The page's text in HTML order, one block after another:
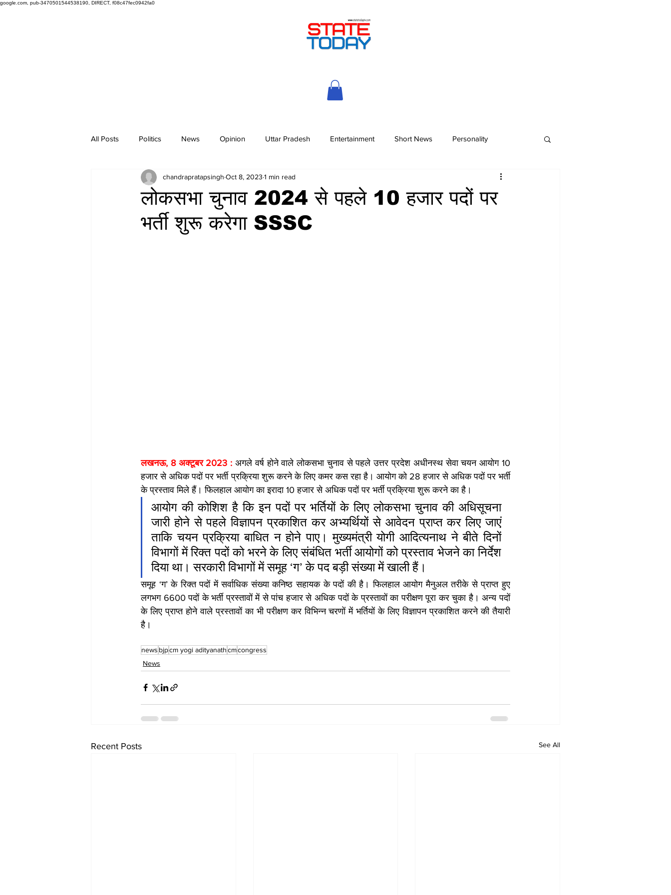
google.com, pub-3470501544538190, DIRECT, f08c47fec0942fa0
All Posts Politics News Opinion Uttar Pradesh Entertainment Short News Personality
लोकसभा चुनाव 2024 से पहले 10 हजार पदों पर
भर्ती शुरू करेगा SSSC
chandrapratapsingh Oct 8, 2023 1 min read
लखनऊ, 8 अक्टूबर 2023 : अगले वर्ष होने वाले लोकसभा चुनाव से पहले उत्तर प्रदेश अधीनस्थ सेवा चयन आयोग 10
हजार से अधिक पदों पर भर्ती प्रक्रिया शुरू करने के लिए कमर कस रहा है। आयोग को 28 हजार से अधिक पदों पर भर्ती
के प्रस्ताव मिले हैं। फिलहाल आयोग का इरादा 10 हजार से अधिक पदों पर भर्ती प्रक्रिया शुरू करने का है।
आयोग की कोशिश है कि इन पदों पर भर्तियों के लिए लोकसभा चुनाव की अधिसूचना
जारी होने से पहले विज्ञापन प्रकाशित कर अभ्यर्थियों से आवेदन प्राप्त कर लिए जाएं
ताकि चयन प्रक्रिया बाधित न होने पाए। मुख्यमंत्री योगी आदित्यनाथ ने बीते दिनों
विभागों में रिक्त पदों को भरने के लिए संबंधित भर्ती आयोगों को प्रस्ताव भेजने का निर्देश
दिया था। सरकारी विभागों में समूह ‘ग’ के पद बड़ी संख्या में खाली हैं।
समूह ‘ग’ के रिक्त पदों में सर्वाधिक संख्या कनिष्ठ सहायक के पदों की है। फिलहाल आयोग मैनुअल तरीके से प्राप्त हुए
लगभग 6600 पदों के भर्ती प्रस्तावों में से पांच हजार से अधिक पदों के प्रस्तावों का परीक्षण पूरा कर चुका है। अन्य पदों
के लिए प्राप्त होने वाले प्रस्तावों का भी परीक्षण कर विभिन्न चरणों में भर्तियों के लिए विज्ञापन प्रकाशित करने की तैयारी
है।
news bjpcm yogi adityanathcmcongress
News
Recent Posts See All